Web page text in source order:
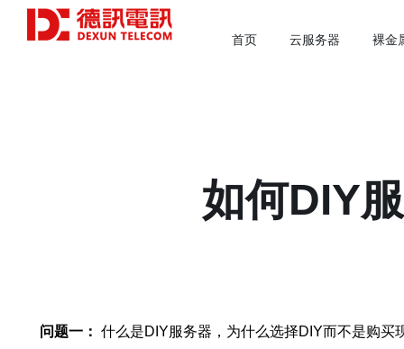
首页 云服务器 裸金
如何DIY
问题一： 什么是DIY服务器，为什么选择DIY而不是购买